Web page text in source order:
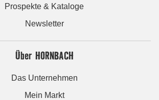
Prospekte & Kataloge
Newsletter
Über HORNBACH
Das Unternehmen
Mein Markt